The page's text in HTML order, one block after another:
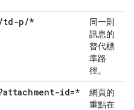
td-p/*
同一則
訊息的
替代標
準路
徑。
id=*
網頁的
重點在